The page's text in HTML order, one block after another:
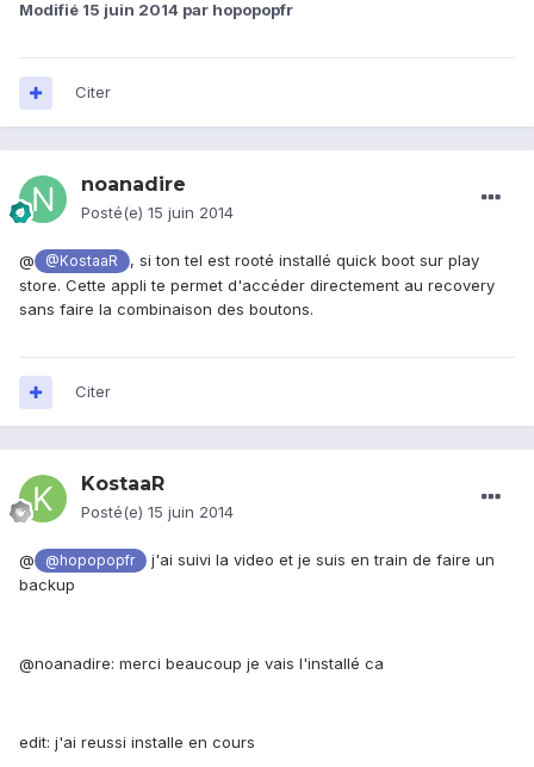
Modifié 15 juin 2014 par hopopopfr
Citer
noanadire
Posté(e) 15 juin 2014
@ @KostaaR
, si ton tel est rooté installé quick boot sur play
store. Cette appli te permet d'accéder directement au recovery
sans faire la combinaison des boutons.
Citer
KostaaR
Posté(e) 15 juin 2014
@ @hopopopfr
j'ai suivi la video et je suis en train de faire un
backup
@noanadire: merci beaucoup je vais l'installé ca
edit: j'ai reussi installe en cours